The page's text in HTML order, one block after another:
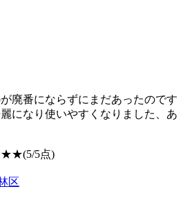
廃番にならずにまだあったのです
になり使いやすくなりました、あ
(5/5点)
区